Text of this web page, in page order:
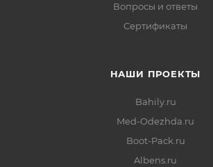
Вопросы и ответы
Сертификаты
НАШИ ПРОЕКТЫ
Bahily.ru
Med-Odezhda.ru
Boot-Pack.ru
Albens.ru